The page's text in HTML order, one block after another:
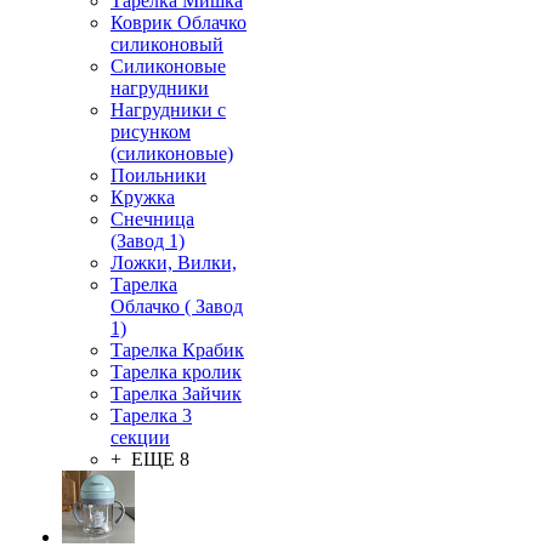
Коврик Облачко
силиконовый
Силиконовые
нагрудники
Нагрудники с
рисунком
(силиконовые)
Поильники
Кружка
Снечница
(Завод 1)
Ложки, Вилки,
Тарелка
Облачко ( Завод
1)
Тарелка Крабик
Тарелка кролик
Тарелка Зайчик
Тарелка 3
секции
+ ЕЩЕ 8